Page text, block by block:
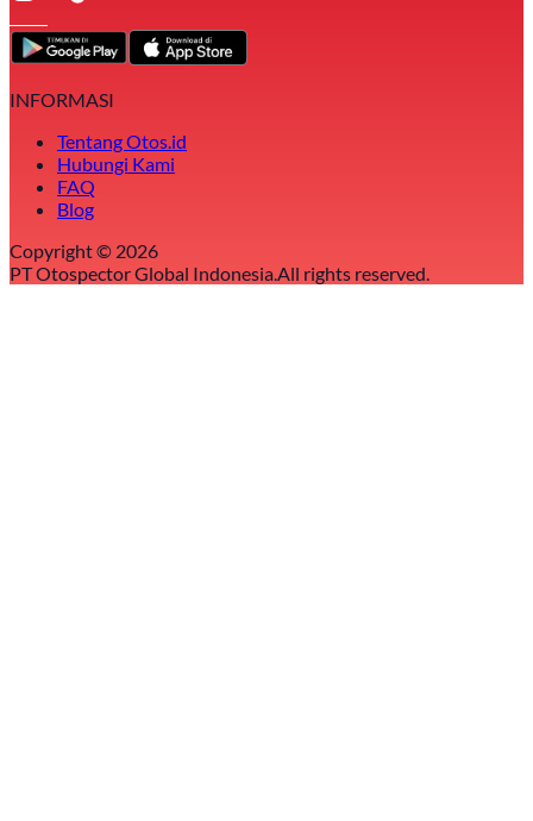
INFORMASI
Tentang Otos.id
Hubungi Kami
FAQ
Blog
Copyright © 2026
PT Otospector Global Indonesia.All rights reserved.